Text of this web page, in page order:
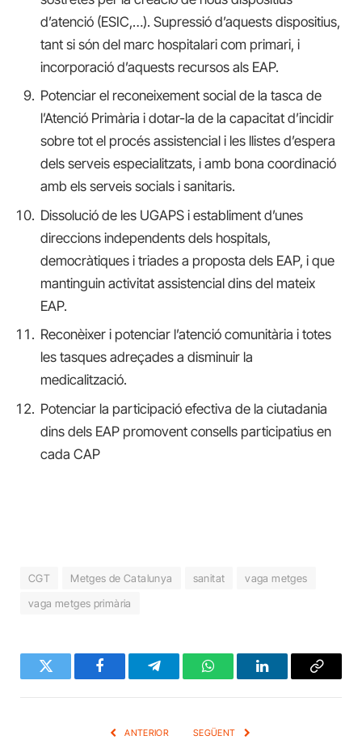
d’atenció (ESIC,…). Supressió d’aquests dispositius,
tant si són del marc hospitalari com primari, i
incorporació d’aquests recursos als EAP.
Potenciar el reconeixement social de la tasca de
l’Atenció Primària i dotar-la de la capacitat d’incidir
sobre tot el procés assistencial i les llistes d’espera
dels serveis especialitzats, i amb bona coordinació
amb els serveis socials i sanitaris.
Dissolució de les UGAPS i establiment d’unes
direccions independents dels hospitals,
democràtiques i triades a proposta dels EAP, i que
mantinguin activitat assistencial dins del mateix
EAP.
Reconèixer i potenciar l’atenció comunitària i totes
les tasques adreçades a disminuir la
medicalització.
Potenciar la participació efectiva de la ciutadania
dins dels EAP promovent consells participatius en
cada CAP
CGT Metges de Catalunya sanitat
vaga metges
vaga metges primària
Twitter FacebookTelegramWhatsAppLinkedInCopy
ANTERIOR SEGÜENT